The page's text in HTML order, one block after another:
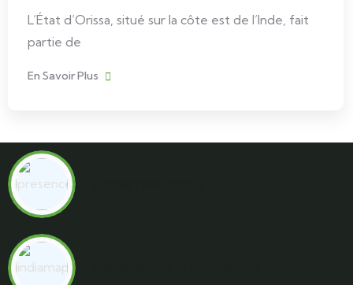
L’État d’Orissa, situé sur la côte est de l’Inde, fait
partie de
En Savoir Plus